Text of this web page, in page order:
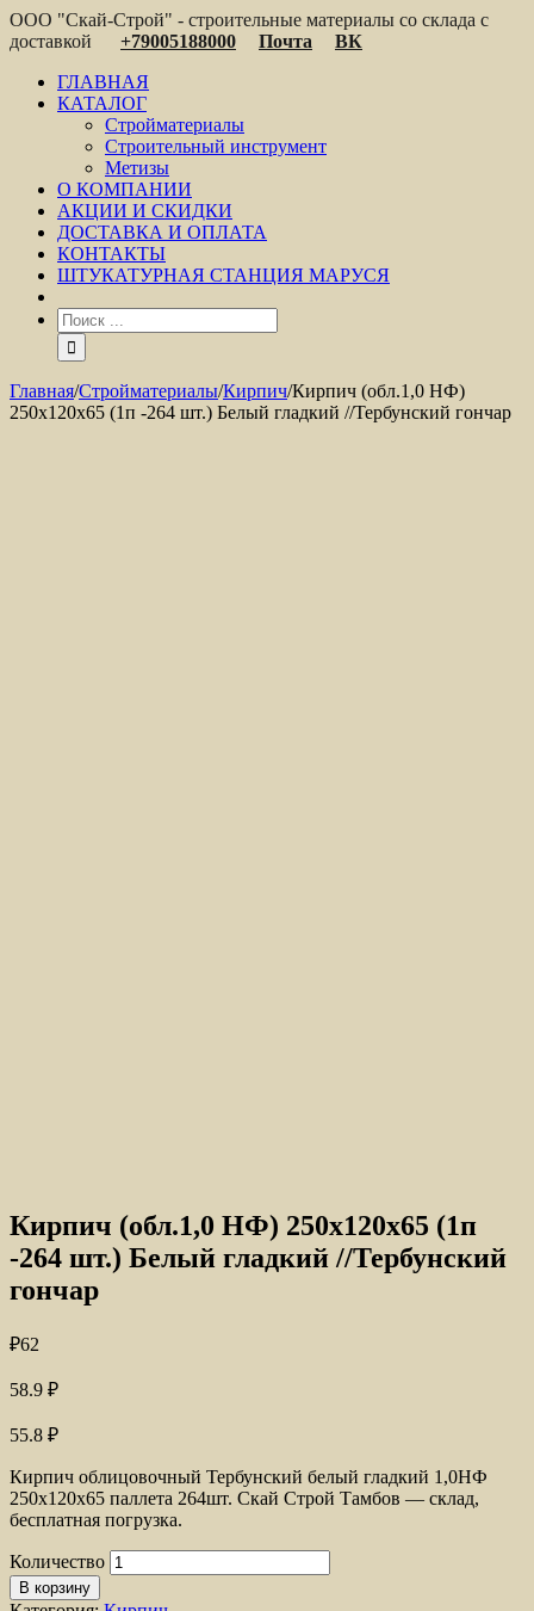
ООО "Скай-Строй" - строительные материалы со склада с
доставкой
+79005188000 Почта
ВК
ГЛАВНАЯ
КАТАЛОГ
Стройматериалы
Строительный инструмент
Метизы
О КОМПАНИИ
АКЦИИ И СКИДКИ
ДОСТАВКА И ОПЛАТА
КОНТАКТЫ
ШТУКАТУРНАЯ СТАНЦИЯ МАРУСЯ
Главная/Стройматериалы/Кирпич/Кирпич (обл.1,0 НФ)
250x120x65 (1п -264 шт.) Белый гладкий //Тербунский гончар
Кирпич (обл.1,0 НФ) 250x120x65 (1п
-264 шт.) Белый гладкий //Тербунский
гончар
₽62
58.9 ₽
55.8 ₽
Кирпич облицовочный Тербунский белый гладкий 1,0НФ
250x120x65 паллета 264шт. Скай Строй Тамбов — склад,
бесплатная погрузка.
Количество
В корзину